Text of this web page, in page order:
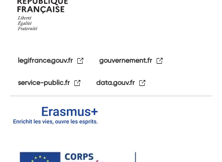
legifrance.gouv.fr gouvernement.fr
service-public.fr data.gouv.fr